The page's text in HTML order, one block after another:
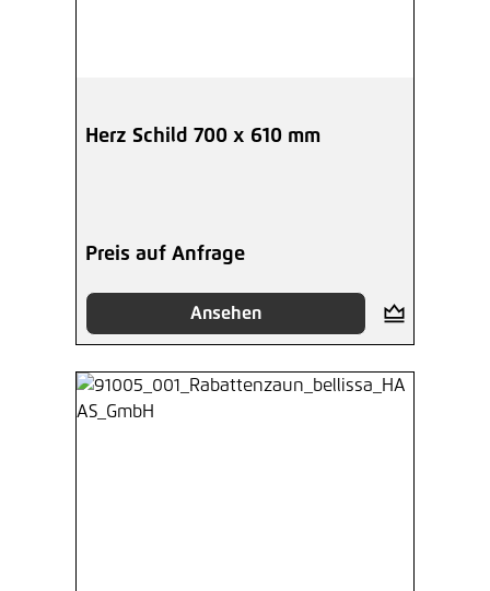
Herz Schild 700 x 610 mm
Preis auf Anfrage
Ansehen